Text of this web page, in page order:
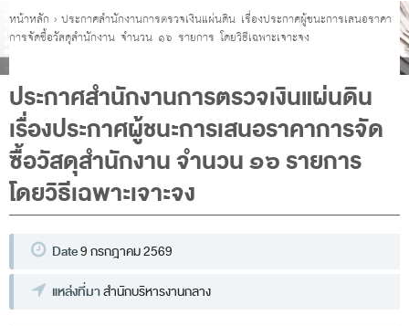
ผู้ว่าการตรวจเงินแผ่นดิน
การบริหารและพัฒนาทรัพยากรบุคคล
ประวัติสำนักงานการตรวจเงินแผ่นดิน
พรป. ว่าด้วยการตรวจเงินแผ่นดิน พ.ศ. 2561
แผนปฏิบัติราชการ ระยะ 5 ปี (พ.ศ. 2566 - 2570)
พระราชดำรัส รัชกาลที่ 9
ผู้บริหารสำนักงานการตรวจเงินแผ่นดิน
ผู้ตรวจเงินแผ่นดิน (สตภ.1-15)
คุณอยู่ที่
หน้าหลัก › ประกาศสำนักงานการตรวจเงินแผ่นดิน เรื่องประกาศผู้ชนะการเสนอราคา
การจัดซื้อวัสดุสำนักงาน จำนวน ๑๖ รายการ โดยวิธีเฉพาะเจาะจง
ประกาศสำนักงานการตรวจเงินแผ่นดิน
เรื่องประกาศผู้ชนะการเสนอราคาการจัด
ซื้อวัสดุสำนักงาน จำนวน ๑๖ รายการ
โดยวิธีเฉพาะเจาะจง
Date9 กรกฎาคม 2569
แหล่งที่มาสำนักบริหารงานกลาง